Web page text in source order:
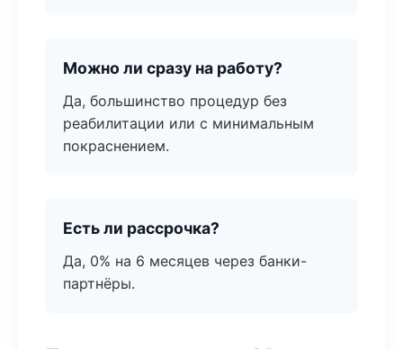
Можно ли сразу на работу?
Да, большинство процедур без
реабилитации или с минимальным
покраснением.
Есть ли рассрочка?
Да, 0% на 6 месяцев через банки-
партнёры.